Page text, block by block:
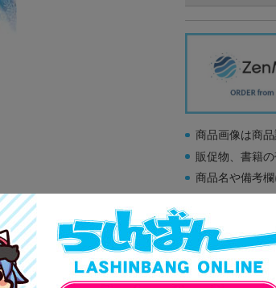
商品画像は商
販促物、書籍
商品名や備考
「電池」は原
ゲーム機本体
ディスク類の
す。
※詳細につきまし